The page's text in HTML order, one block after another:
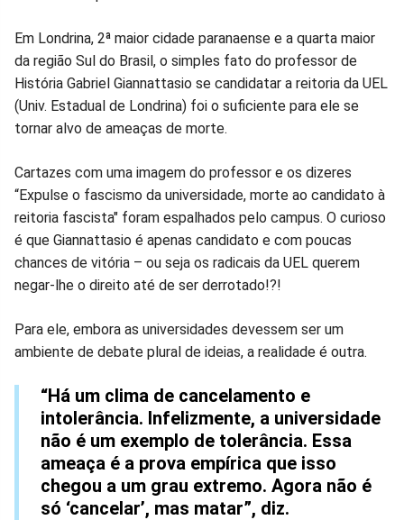
Em Londrina, 2ª maior cidade paranaense e a quarta maior
da região Sul do Brasil, o simples fato do professor de
História Gabriel Giannattasio se candidatar a reitoria da UEL
(Univ. Estadual de Londrina) foi o suficiente para ele se
tornar alvo de ameaças de morte.
Cartazes com uma imagem do professor e os dizeres
“Expulse o fascismo da universidade, morte ao candidato à
reitoria fascista" foram espalhados pelo campus. O curioso
é que Giannattasio é apenas candidato e com poucas
chances de vitória – ou seja os radicais da UEL querem
negar-lhe o direito até de ser derrotado!?!
Para ele, embora as universidades devessem ser um
ambiente de debate plural de ideias, a realidade é outra.
“Há um clima de cancelamento e
intolerância. Infelizmente, a universidade
não é um exemplo de tolerância. Essa
ameaça é a prova empírica que isso
chegou a um grau extremo. Agora não é
só ‘cancelar’, mas matar”, diz.